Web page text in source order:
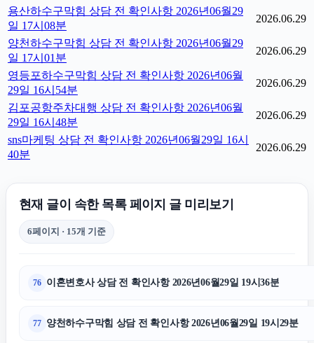
용산하수구막힘 상담 전 확인사항 2026년06월29
일 17시08분
2026.06.29
양천하수구막힘 상담 전 확인사항 2026년06월29
일 17시01분
2026.06.29
영등포하수구막힘 상담 전 확인사항 2026년06월
29일 16시54분
2026.06.29
김포공항주차대행 상담 전 확인사항 2026년06월
29일 16시48분
2026.06.29
sns마케팅 상담 전 확인사항 2026년06월29일 16시
40분
2026.06.29
현재 글이 속한 목록 페이지 글 미리보기
6페이지 · 15개 기준
76 이혼변호사 상담 전 확인사항 2026년06월29일 19시36분
77 양천하수구막힘 상담 전 확인사항 2026년06월29일 19시29분